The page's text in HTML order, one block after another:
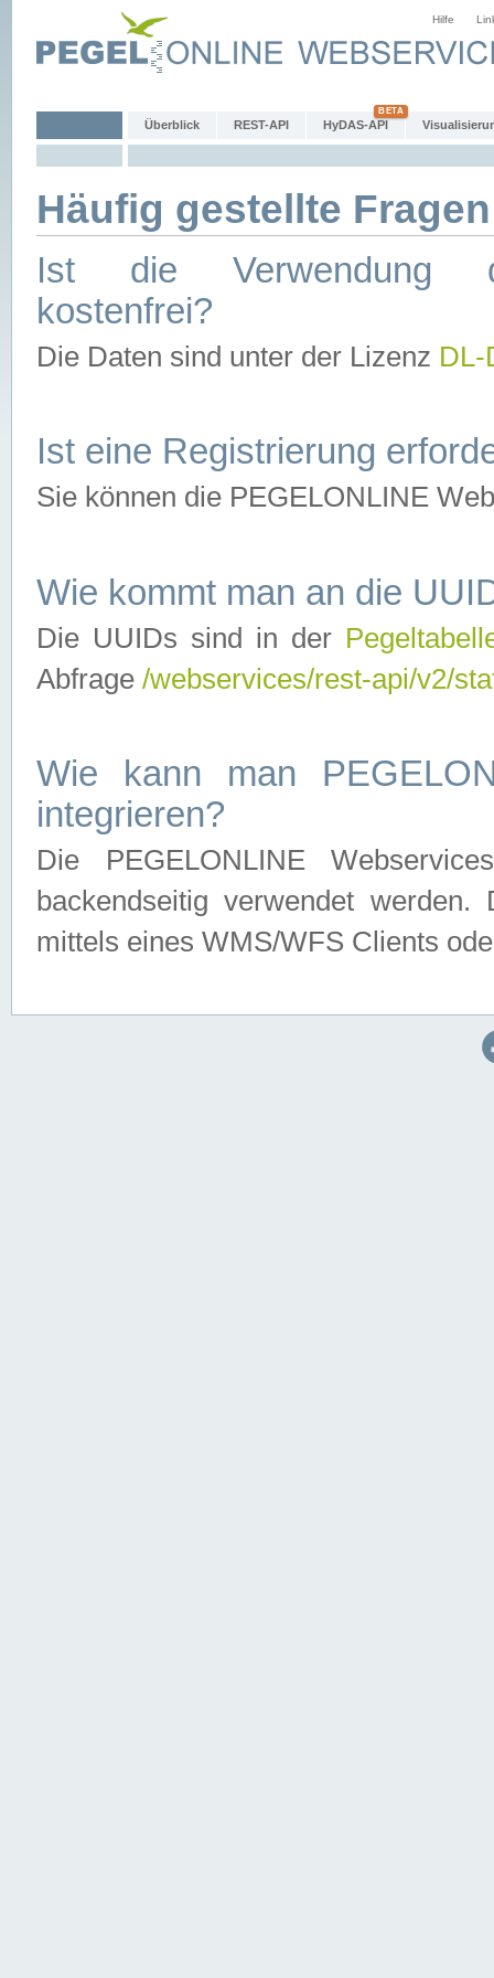
Hilfe
Überblick REST-API HyDAS-API
Häufig gestellte
Ist die Verwendung
kostenfrei?
Die Daten sind unter der Lizenz
Ist eine Registrierung
Sie können die PEGELONLINE
Wie kommt man an die
Die UUIDs sind in der
Abfrage /webservices/rest-api/v2/
Wie kann man
integrieren?
Die PEGELONLINE
backendseitig verwendet
mittels eines WMS/WFS Clients